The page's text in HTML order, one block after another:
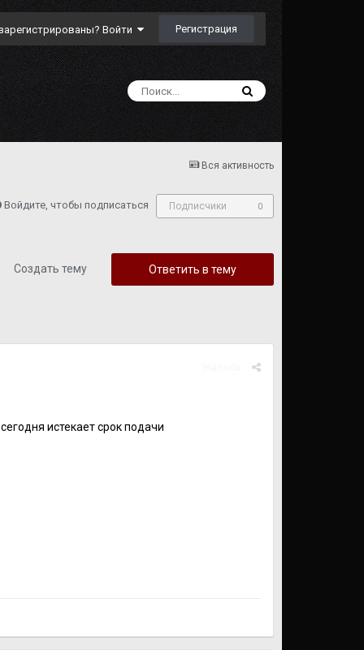
Войти Регистрация
Вся активность
Войдите, чтобы подписаться Подписчики 0
Ответить в тему
Создать тему
истекает срок подачи